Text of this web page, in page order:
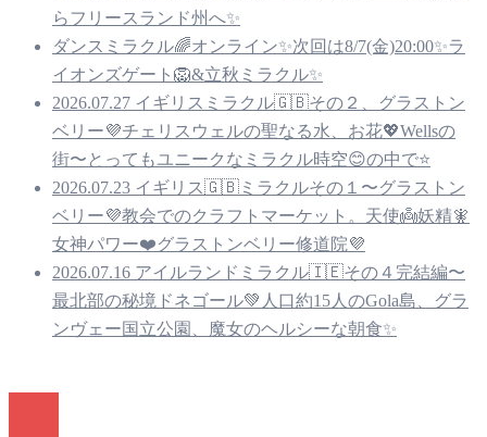
らフリースランド州へ✨
ダンスミラクル🌈オンライン✨次回は8/7(金)20:00✨ラ
イオンズゲート🦁&立秋ミラクル✨
2026.07.27 イギリスミラクル🇬🇧その２、グラストン
ベリー💜チェリスウェルの聖なる水、お花💖Wellsの
街〜とってもユニークなミラクル時空😊の中で⭐️
2026.07.23 イギリス🇬🇧ミラクルその１〜グラストン
ベリー💜教会でのクラフトマーケット。天使👼妖精🧚
女神パワー❤️グラストンベリー修道院💜
2026.07.16 アイルランドミラクル🇮🇪その４完結編〜
最北部の秘境ドネゴール💚人口約15人のGola島、グラ
ンヴェー国立公園、魔女のヘルシーな朝食✨